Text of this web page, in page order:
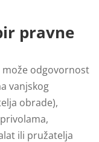
pravne
može odgovornost
vanjskog
obrade),
ili pružatelja